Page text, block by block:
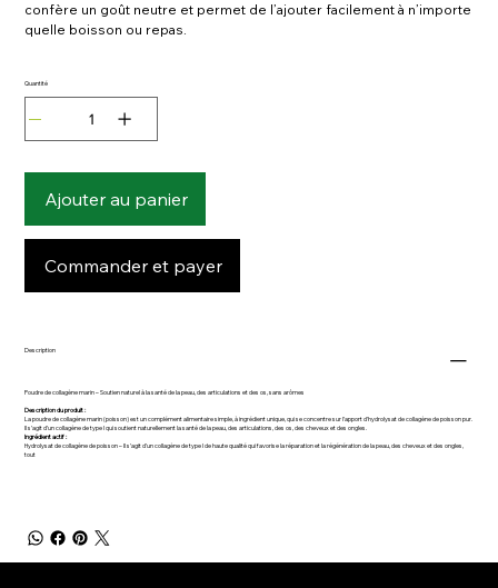
confère un goût neutre et permet de l’ajouter facilement à n’importe
quelle boisson ou repas.
Quantité
Ajouter au panier
Commander et payer
Description
Poudre de collagène marin – Soutien naturel à la santé de la peau, des articulations et des os, sans arômes
Description du produit :
La poudre de collagène marin (poisson) est un complément alimentaire simple, à ingrédient unique, qui se concentre sur l’apport d’hydrolysat de collagène de poisson pur.
Il s’agit d’un collagène de type I qui soutient naturellement la santé de la peau, des articulations, des os, des cheveux et des ongles.
Ingrédient actif :
Hydrolysat de collagène de poisson – Il s’agit d’un collagène de type I de haute qualité qui favorise la réparation et la régénération de la peau, des cheveux et des ongles,
tout